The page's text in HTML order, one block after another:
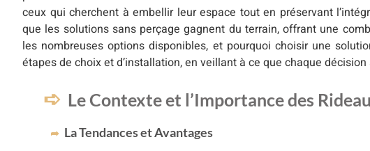
ceux qui cherchent à embellir leur espace tout en préservant
que les solutions sans perçage gagnent du terrain, offrant une
les nombreuses options disponibles, et pourquoi choisir une
étapes de choix et d’installation, en veillant à ce que chaque
Le Contexte et l’Importance des
La Tendances et Avantages